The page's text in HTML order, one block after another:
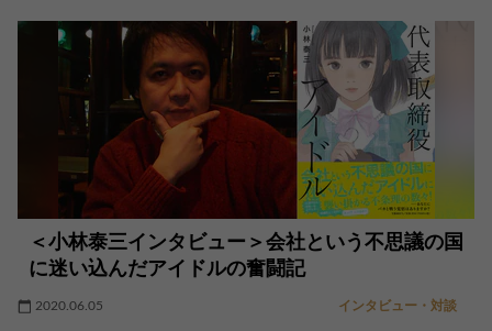
＜小林泰三インタビュー＞会社という不思議の国
に迷い込んだアイドルの奮闘記
2020.06.05 インタビュー・対談